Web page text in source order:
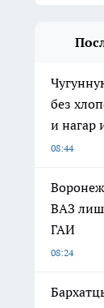
без
и нагар
08:44
ВАЗ
ГАИ
08:24